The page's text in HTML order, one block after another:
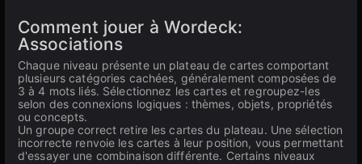
Comment jouer à Wordeck:
Associations
Chaque niveau présente un plateau de cartes comportant
plusieurs catégories cachées, généralement composées de
3 à 4 mots liés. Sélectionnez les cartes et regroupez-les
selon des connexions logiques : thèmes, objets, propriétés
ou concepts.
Un groupe correct retire les cartes du plateau. Une sélection
incorrecte renvoie les cartes à leur position, vous permettant
d'essayer une combinaison différente. Certains niveaux